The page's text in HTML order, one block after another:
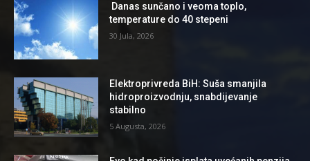
Danas sunčano i veoma toplo,
temperature do 40 stepeni
30 Jula, 2026
Elektroprivreda BiH: Suša smanjila
hidroproizvodnju, snabdijevanje
stabilno
5 Augusta, 2026